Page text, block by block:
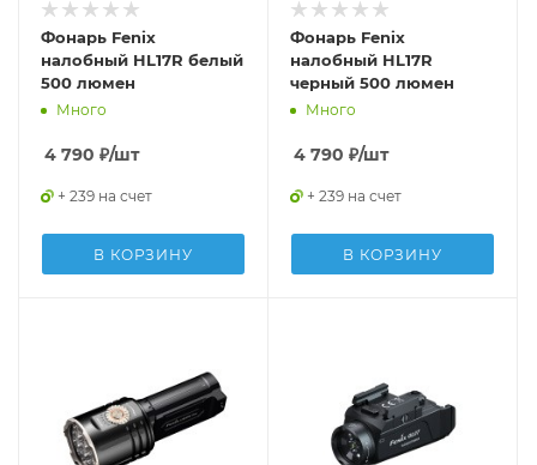
Фонарь Fenix
налобный HL17R белый
500 люмен
Много
4 790 ₽/шт
+ 239 на счет
В КОРЗИНУ
Фонарь Fenix
налобный HL17R
черный 500 люмен
Много
4 790 ₽/шт
+ 239 на счет
В КОРЗИНУ